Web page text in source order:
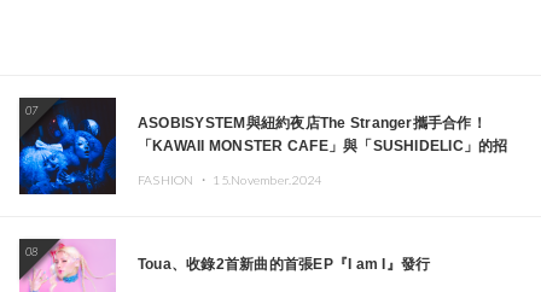
07
ASOBISYSTEM與紐約夜店The Stranger攜手合作！
「KAWAII MONSTER CAFE」與「SUSHIDELIC」的招
FASHION ・ 15.November.2024
08
Toua、收錄2首新曲的首張EP『I am I』發行